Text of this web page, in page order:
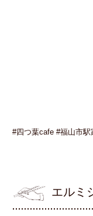
#四つ葉cafe #福山市駅
エルミ